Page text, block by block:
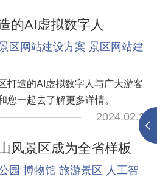
的AI虚拟数字人
区网站建设方案 景区网站建
打造的AI虚拟数字人与广大游客
您一起去了解更多详情。
2024.02.20
风景区成为全省样板
园 博物馆 旅游景区 人工智